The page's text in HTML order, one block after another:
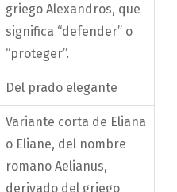
griego Alexandros, que
significa “defender” o
“proteger”.
Del prado elegante
Variante corta de Eliana
o Eliane, del nombre
romano Aelianus,
derivado del griego